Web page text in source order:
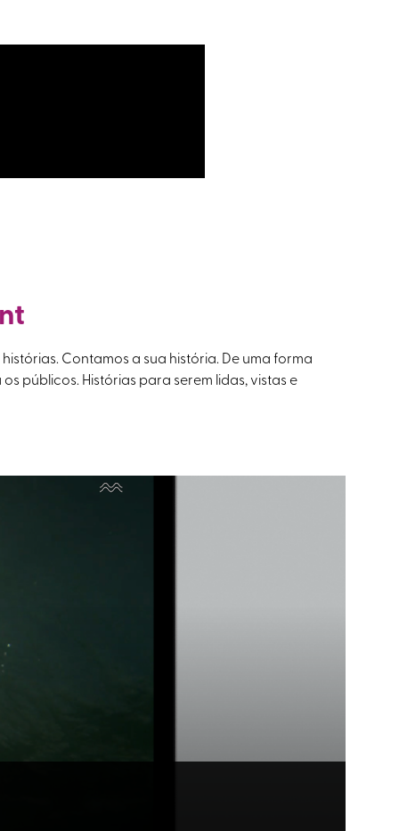
Contamos a sua história. De uma forma
públicos. Histórias para serem lidas, vistas e